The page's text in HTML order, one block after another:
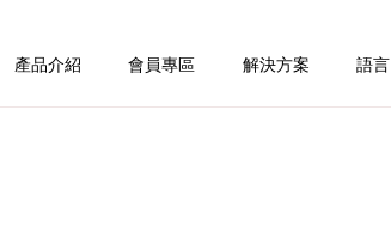
產品介紹 會員專區 解決方案 語言